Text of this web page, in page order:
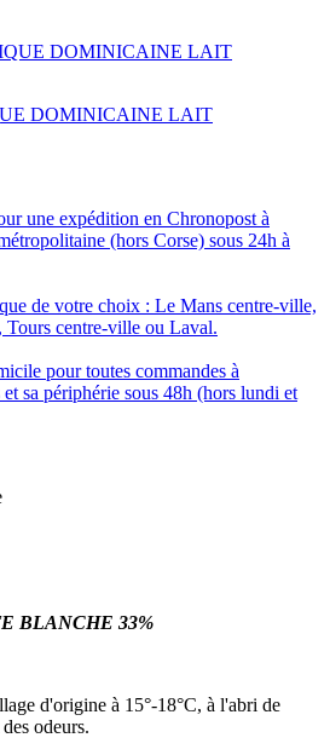
DOMINICAINE LAIT
une expédition en Chronopost à
(hors Corse) sous 24h à
de votre choix : Le Mans centre-ville,
centre-ville ou Laval.
pour toutes commandes à
sa périphérie sous 48h (hors lundi et
BLANCHE 33%
d'origine à 15°-18°C, à l'abri de
odeurs.